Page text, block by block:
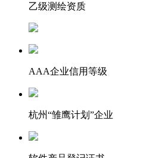
乙级测绘资质
AAA企业信用等级
杭州“雏鹰计划”企业